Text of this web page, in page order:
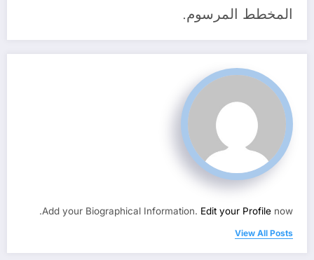
المخطط المرسوم.
Add your Biographical Information. Edit your Profile now.
View All Posts